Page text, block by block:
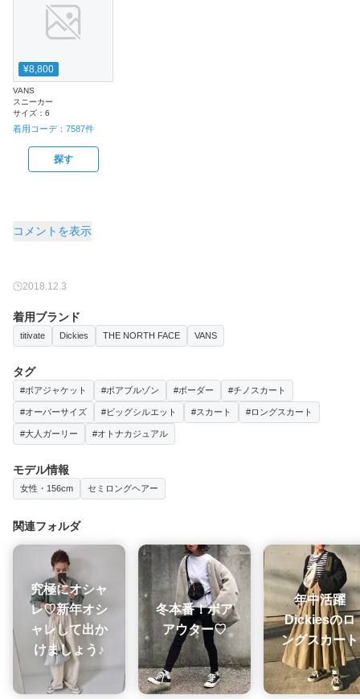
¥8,800
VANS
スニーカー
サイズ： 6
着用コーデ： 7587件
探す
コメントを表示
2018.12.3
着用ブランド
titivate Dickies THE NORTH FACE VANS
タグ
#ボアジャケット #ボアブルゾン #ボーダー #チノスカート
#オーバーサイズ #ビッグシルエット #スカート #ロングスカート
#大人ガーリー #オトナカジュアル
モデル情報
女性・156cm セミロングヘアー
関連フォルダ
究極にオシャ
レ♡新年オシ
ャレして出か
けましょう♪
冬本番！ボア
アウター♡
年中活躍
Dickiesのロ
ングスカート